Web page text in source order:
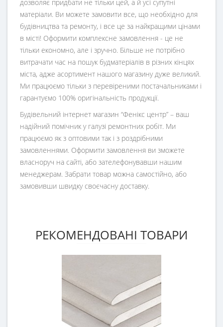
дозволяє придбати не тільки цей, а й усі супутні
матеріали. Ви можете замовити все, що необхідно для
будівництва та ремонту, і все це за найкращими цінами
в місті! Оформити комплексне замовлення - це не
тільки економно, але і зручно. Більше не потрібно
витрачати час на пошук будматеріалів в різних кінцях
міста, адже асортимент нашого магазину дуже великий.
Ми працюємо тільки з перевіреними постачальниками і
гарантуємо 100% оригінальність продукції.
Будівельний інтернет магазин “Фенікс центр” – ваш
надійний помічник у галузі ремонтних робіт. Ми
працюємо як з оптовими так і з роздрібними
замовленнями. Оформити замовлення ви зможете
власноруч на сайті, або зателефонувавши нашим
менеджерам. Забрати товар можна самостійно, або
замовивши швидку своєчасну доставку.
РЕКОМЕНДОВАНІ ТОВАРИ